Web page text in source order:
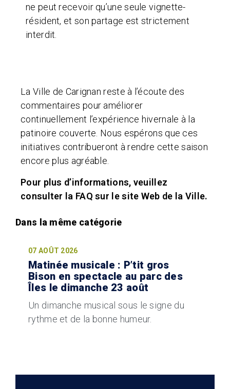
ne peut recevoir qu’une seule vignette-
résident, et son partage est strictement
interdit.
La Ville de Carignan reste à l’écoute des
commentaires pour améliorer
continuellement l’expérience hivernale à la
patinoire couverte. Nous espérons que ces
initiatives contribueront à rendre cette saison
encore plus agréable.
Pour plus d’informations, veuillez
consulter la FAQ sur le site Web de la Ville.
07 AOÛT 2026
Matinée musicale : P’tit gros
Bison en spectacle au parc des
Îles le dimanche 23 août
Un dimanche musical sous le signe du
rythme et de la bonne humeur.